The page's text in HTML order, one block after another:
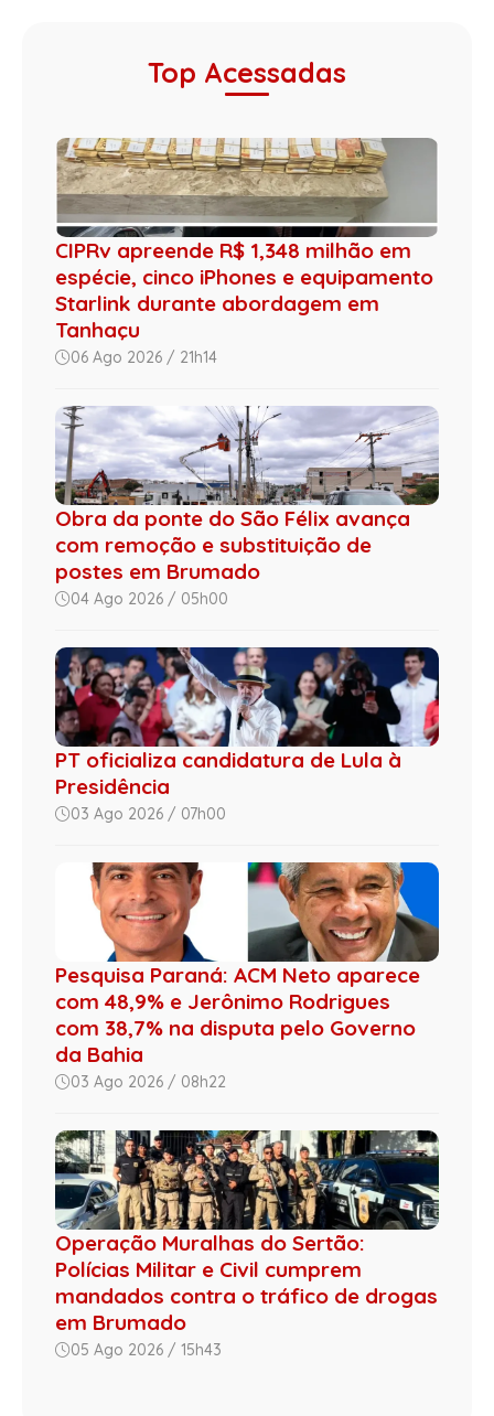
Top Acessadas
CIPRv apreende R$ 1,348 milhão em
espécie, cinco iPhones e equipamento
Starlink durante abordagem em
Tanhaçu
06 Ago 2026 / 21h14
Obra da ponte do São Félix avança
com remoção e substituição de
postes em Brumado
04 Ago 2026 / 05h00
PT oficializa candidatura de Lula à
Presidência
03 Ago 2026 / 07h00
Pesquisa Paraná: ACM Neto aparece
com 48,9% e Jerônimo Rodrigues
com 38,7% na disputa pelo Governo
da Bahia
03 Ago 2026 / 08h22
Operação Muralhas do Sertão:
Polícias Militar e Civil cumprem
mandados contra o tráfico de drogas
em Brumado
05 Ago 2026 / 15h43